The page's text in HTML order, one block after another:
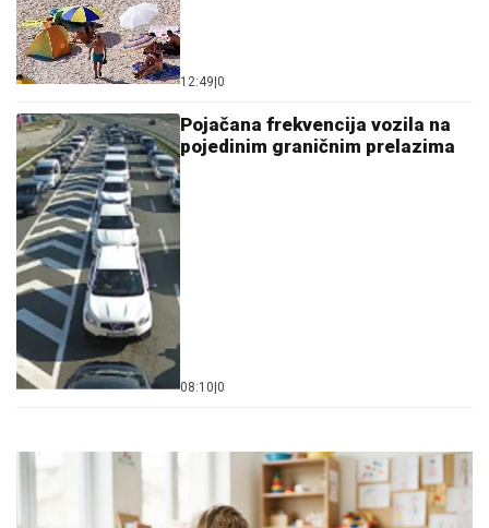
12:49 0
Pojačana frekvencija vozila na
pojedinim graničnim prelazima
08:10 0